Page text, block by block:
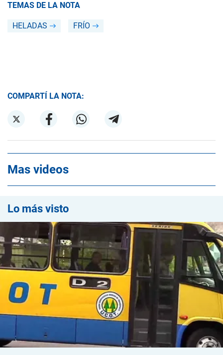
TEMAS DE LA NOTA
HELADAS FRÍO
COMPARTÍ LA NOTA:
Mas videos
Lo más visto